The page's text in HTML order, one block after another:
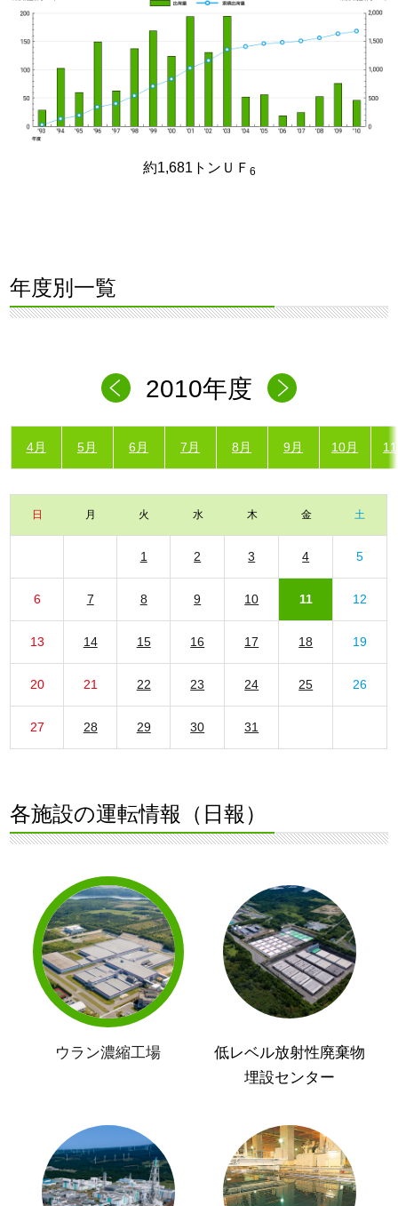
約1,681トンＵＦ 6
年度別一覧
2010年度
4月 5月 6月 7月 8月 9月 10月
日 月 火 水 木 金 土
1 2 3 4 5
6 7 8 9 10 11 12
13 14 15 16 17 18 19
20 21 22 23 24 25 26
27 28 29 30 31
各施設の運転情報（日報）
ウラン濃縮工場
低レベル放射性廃棄物
埋設センター